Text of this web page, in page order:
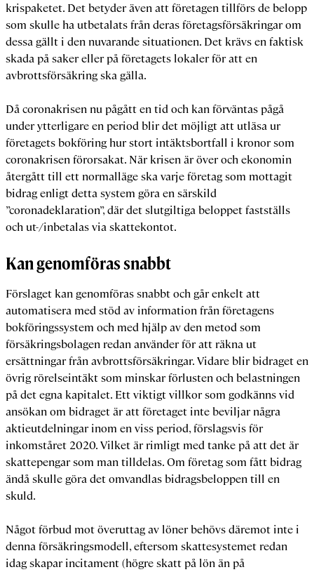
krispaketet. Det betyder även att företagen tillförs de belopp
som skulle ha utbetalats från deras företagsförsäkringar om
dessa gällt i den nuvarande situationen. Det krävs en faktisk
skada på saker eller på företagets lokaler för att en
avbrottsförsäkring ska gälla.
Då coronakrisen nu pågått en tid och kan förväntas pågå
under ytterligare en period blir det möjligt att utläsa ur
företagets bokföring hur stort intäktsbortfall i kronor som
coronakrisen förorsakat. När krisen är över och ekonomin
återgått till ett normalläge ska varje företag som mottagit
bidrag enligt detta system göra en särskild
”coronadeklaration”, där det slutgiltiga beloppet fastställs
och ut-/inbetalas via skattekontot.
Kan genomföras snabbt
Förslaget kan genomföras snabbt och går enkelt att
automatisera med stöd av information från företagens
bokföringssystem och med hjälp av den metod som
försäkringsbolagen redan använder för att räkna ut
ersättningar från avbrottsförsäkringar. Vidare blir bidraget en
övrig rörelseintäkt som minskar förlusten och belastningen
på det egna kapitalet. Ett viktigt villkor som godkänns vid
ansökan om bidraget är att företaget inte beviljar några
aktieutdelningar inom en viss period, förslagsvis för
inkomståret 2020. Vilket är rimligt med tanke på att det är
skattepengar som man tilldelas. Om företag som fått bidrag
ändå skulle göra det omvandlas bidragsbeloppen till en
skuld.
Något förbud mot överuttag av löner behövs däremot inte i
denna försäkringsmodell, eftersom skattesystemet redan
idag skapar incitament (högre skatt på lön än på